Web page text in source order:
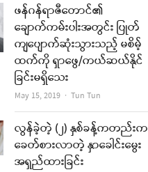
ဖန်ဂန်ရာဇီတောင်၏
ချောက်ကမ်းပါးအတွင်း ပြုတ်
ကျပျောက်ဆုံးသွားသည့် မစိမ့်
ထက်ကို ရှာဖွေ/ကယ်ဆယ်နိုင်
ခြင်းမရှိသေး
May 15, 2019 Author
Tun Tun
လွန်ခဲ့တဲ့ (၂) နှစ်ခန့်ကတည်းက
ခေတ်စားလာတဲ့ နှာခေါင်းမွေး
အရှည်ထားခြင်း